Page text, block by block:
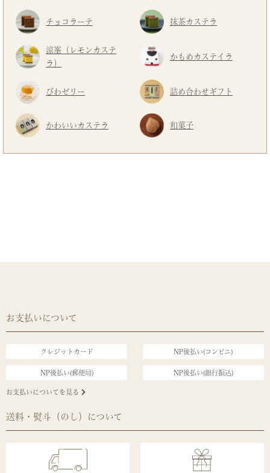
チョコラーテ 抹茶カステラ
涼峯（レモンカステ
ラ）
かもめカステイラ
びわゼリー 詰め合わせギフト
かわいいカステラ 和菓子
お支払いについて
クレジットカード NP後払い(コンビニ)
NP後払い(郵便局) NP後払い(銀行振込)
お支払いについてを見る
送料・熨斗（のし）について